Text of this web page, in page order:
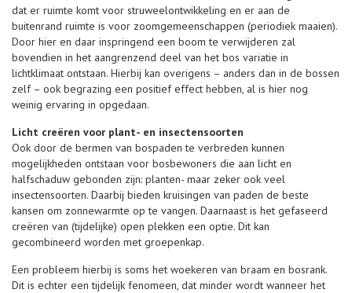
dat er ruimte komt voor struweelontwikkeling en er aan de
buitenrand ruimte is voor zoomgemeenschappen (periodiek maaien).
Door hier en daar inspringend een boom te verwijderen zal
bovendien in het aangrenzend deel van het bos variatie in
lichtklimaat ontstaan. Hierbij kan overigens – anders dan in de bossen
zelf – ook begrazing een positief effect hebben, al is hier nog
weinig ervaring in opgedaan.
Licht creëren voor plant- en insectensoorten
Ook door de bermen van bospaden te verbreden kunnen
mogelijkheden ontstaan voor bosbewoners die aan licht en
halfschaduw gebonden zijn: planten- maar zeker ook veel
insectensoorten. Daarbij bieden kruisingen van paden de beste
kansen om zonnewarmte op te vangen. Daarnaast is het gefaseerd
creëren van (tijdelijke) open plekken een optie. Dit kan
gecombineerd worden met groepenkap.
Een probleem hierbij is soms het woekeren van braam en bosrank.
Dit is echter een tijdelijk fenomeen, dat minder wordt wanneer het